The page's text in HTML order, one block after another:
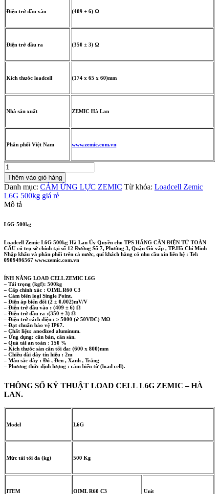
Điện trở đầu vào (409 ± 6) Ω
Điện trở đầu ra (350 ± 3) Ω
Kích thước loadcell (174 x 65 x 60)mm
Nhà sản xuất ZEMIC Hà Lan
Phân phối Việt Nam www.zemic.com.vn
Loadcell
Zemic
L6G-
500kg
số
lượng
Thêm vào giỏ hàng
Danh mục: CẢM ỨNG LỰC ZEMIC Từ khóa: Loadcell Zemic
L6G 500kg giá rẻ
Mô tả
L6G-500kg
Loadcell Zemic L6G 500kg Hà Lan Ủy Quyền cho TPS HÃNG CÂN ĐIỆN TỬ TOÀN
CẦU có trụ sở chính tại số 12 Đường Số 7, Phường 3, Quận Gò vấp , TP.Hồ Chí Minh
Nhập khẩu và phân phối trên cả nước, quí khách hàng có nhu cầu xin liên hệ : Tel:
0909496567 www.zemic.com.vn
ÍNH NĂNG LOAD CELL ZEMIC L6G
– Tải trọng (kgf): 500kg
– Cấp chính xác : OIML R60 C3
– Cảm biến loại Single Point.
– Điện áp biến đổi (2 ± 0.002)mV/V
– Điện trở đầu vào : (409 ± 6) Ω
– Điện trở đầu ra :(350 ± 3) Ω
– Điện trở cách điện : ≥ 5000 (ở 50VDC) MΩ
– Đạt chuẩn bảo vệ IP67.
– Chất liệu: anodized aluminum.
– Ứng dụng: cân bàn, cân sàn.
– Quá tải an toàn : 150 %
– Kích thước sàn cân tối đa: (600 x 800)mm
– Chiều dài dây tín hiệu : 2m
– Màu sắc dây : Đỏ , Đen , Xanh , Trắng
– Phương thức định lượng : cảm biến từ (load cell).
THÔNG SỐ KỶ THUẬT LOAD CELL L6G ZEMIC – HÀ
LAN.
Model L6G
Mức tải tối đa (kg) 500 Kg
ITEM OIML R60 C3 Unit